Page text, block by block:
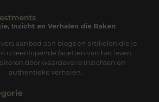
Inzicht en Verhalen die Raken
aanbod aan blogs en artikelen die je
uiteenlopende facetten van het leven.
door waardevolle inzichten en
authentieke verhalen.